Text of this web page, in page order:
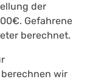
der
Gefahrene
berechnet.
wir